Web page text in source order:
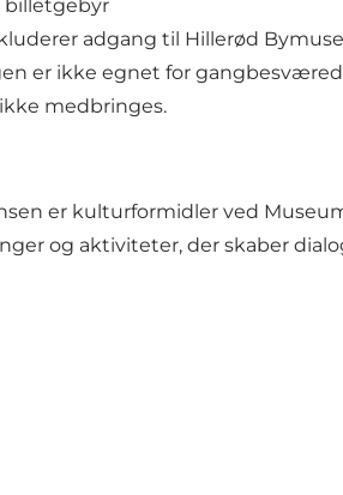
billetgebyr
adgang til Hillerød
er ikke egnet for
medbringes.
er kulturformidler ved
og aktiviteter, der skaber